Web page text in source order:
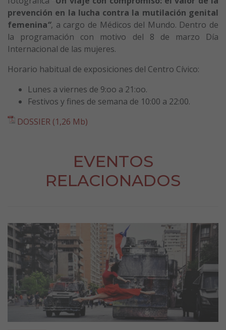
prevención en la lucha contra la mutilación genital
femenina“, a cargo de Médicos del Mundo. Dentro de
la programación con motivo del 8 de marzo Día
Internacional de las mujeres.
Horario habitual de exposiciones del Centro Cívico:
Lunes a viernes de 9:oo a 21:oo.
Festivos y fines de semana de 10:00 a 22:00.
DOSSIER (1,26 Mb)
EVENTOS
RELACIONADOS